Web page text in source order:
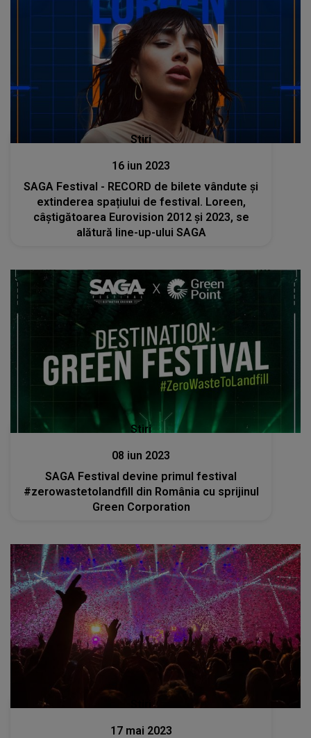
Stiri
16 iun 2023
SAGA Festival - RECORD de bilete vândute și
extinderea spațiului de festival. Loreen,
câștigătoarea Eurovision 2012 și 2023, se
alătură line-up-ului SAGA
Stiri
08 iun 2023
SAGA Festival devine primul festival
#zerowastetolandfill din România cu sprijinul
Green Corporation
17 mai 2023